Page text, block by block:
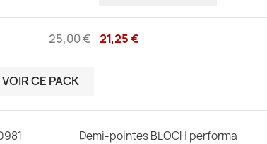
25,00 € 21,25 €
VOIR CE PACK
Demi-pointes BLOCH performa